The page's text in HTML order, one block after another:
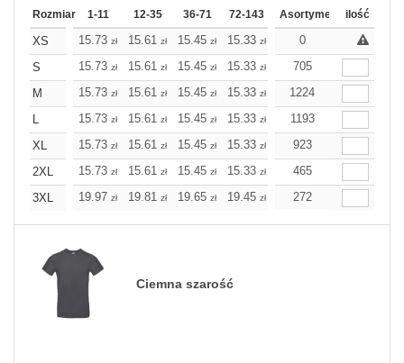
Rozmiar 1-11 12-35 36-71 72-143 144-287 288 Dodaj
Asortyment ilość
XS 15.73 zł 15.61 zł 15.45 zł 15.33 zł 15.21 15.21zł
0
S
15.73 zł 15.61 zł 15.45 zł 15.33 zł 15.21zł
705
M
15.73 zł 15.61 zł 15.45 zł 15.33 zł 15.21zł
1224
L
15.73 zł 15.61 zł 15.45 zł 15.33 zł 15.21zł
1193
XL
15.73 zł 15.61 zł 15.45 zł 15.33 zł 15.21zł
923
2XL
15.73 zł 15.61 zł 15.45 zł 15.33 zł 15.21zł
465
3XL
19.97 zł 19.81 zł 19.65 zł 19.45 zł 19.28zł
272
Ciemna szarość